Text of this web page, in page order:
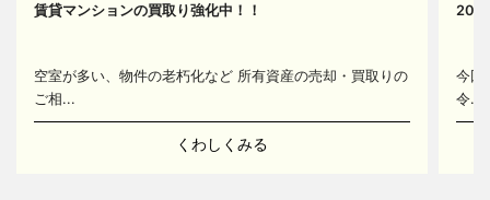
賃貸マンションの買取り強化中！！
空室が多い、物件の老朽化など 所有資産の売却・買取りの
ご相...
くわしくみる
今回
令...